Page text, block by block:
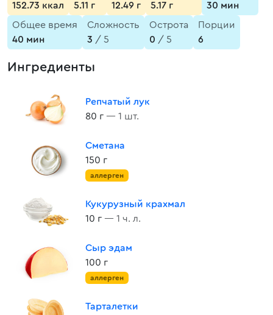
152.73 ккал
5.11 г
12.49 г
5.17 г
30 мин
Общее время
40 мин
Сложность
3 / 5
Острота
0 / 5
Порции
6
Ингредиенты
Репчатый лук
80 г — 1 шт.
Сметана
150 г
аллерген
Кукурузный крахмал
10 г — 1 ч. л.
Сыр эдам
100 г
аллерген
Тарталетки